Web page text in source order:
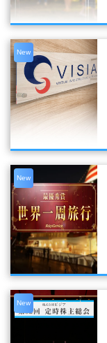
New
New
New